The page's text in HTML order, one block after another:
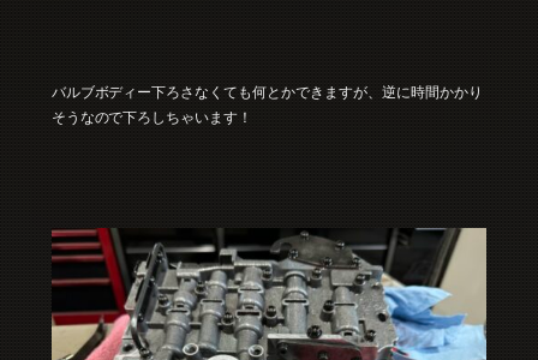
バルブボディー下ろさなくても何とかできますが、逆に時間かかり
そうなので下ろしちゃいます！